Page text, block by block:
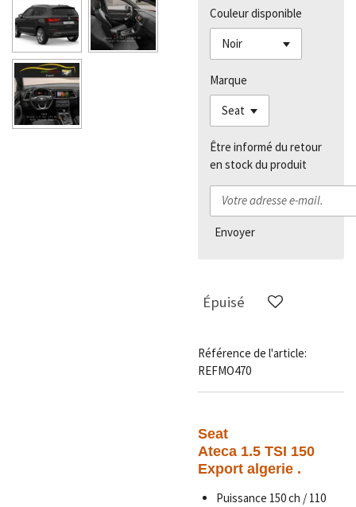
Couleur disponible
Marque
Être informé du retour
en stock du produit
Envoyer
Épuisé
Référence de l'article:
REFMO470
Seat
Ateca 1.5 TSI 150
Export algerie .
Puissance 150 ch / 110